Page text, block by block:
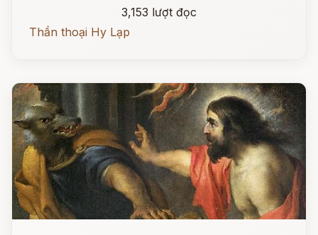
3,153 lượt đọc
Thần thoại Hy Lạp